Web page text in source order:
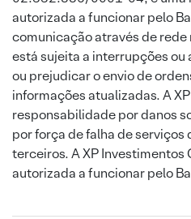
autorizada a funcionar pelo
comunicação através de
está sujeita a interrupções
ou prejudicar o envio de
informações atualizadas. A
responsabilidade por danos
por força de falha de
terceiros. A XP Investimentos
autorizada a funcionar pelo